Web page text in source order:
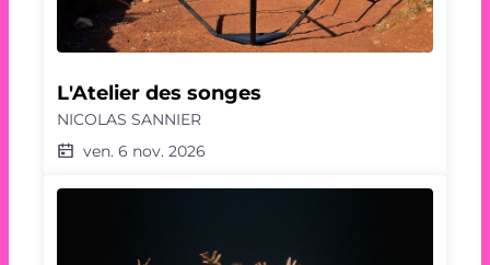
L'Atelier des songes
NICOLAS SANNIER
ven. 6 nov. 2026